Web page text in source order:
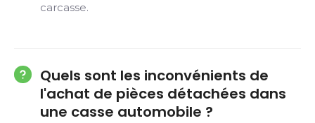
carcasse.
Quels sont les inconvénients de
l'achat de pièces détachées dans
une casse automobile ?